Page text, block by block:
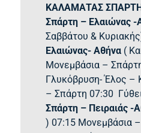
ΚΑΛΑΜΑΤΑΣ
Σπάρτη – Ελαιώνας -
Σαββάτου &
Ελαιώνας- Αθήνα (
Μονεμβάσια –
Γλυκόβρυση- Έλος –
– Σπάρτη 07:30
Σπάρτη – Πειραιάς -
) 07:15